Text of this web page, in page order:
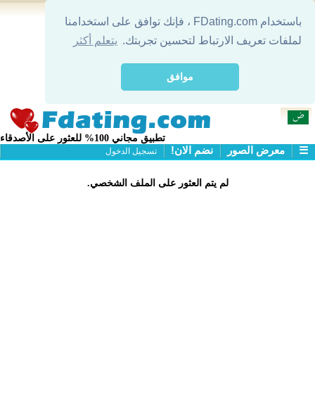
باستخدام FDating.com ، فإنك توافق على استخدامنا
لملفات تعريف الارتباط لتحسين تجربتك. يتعلم أكثر
موافق
تطبيق مجاني 100% للعثور على الأصدقاء
☰
معرض الصور نضم الان! تسجيل الدخول
لم يتم العثور على الملف الشخصي.